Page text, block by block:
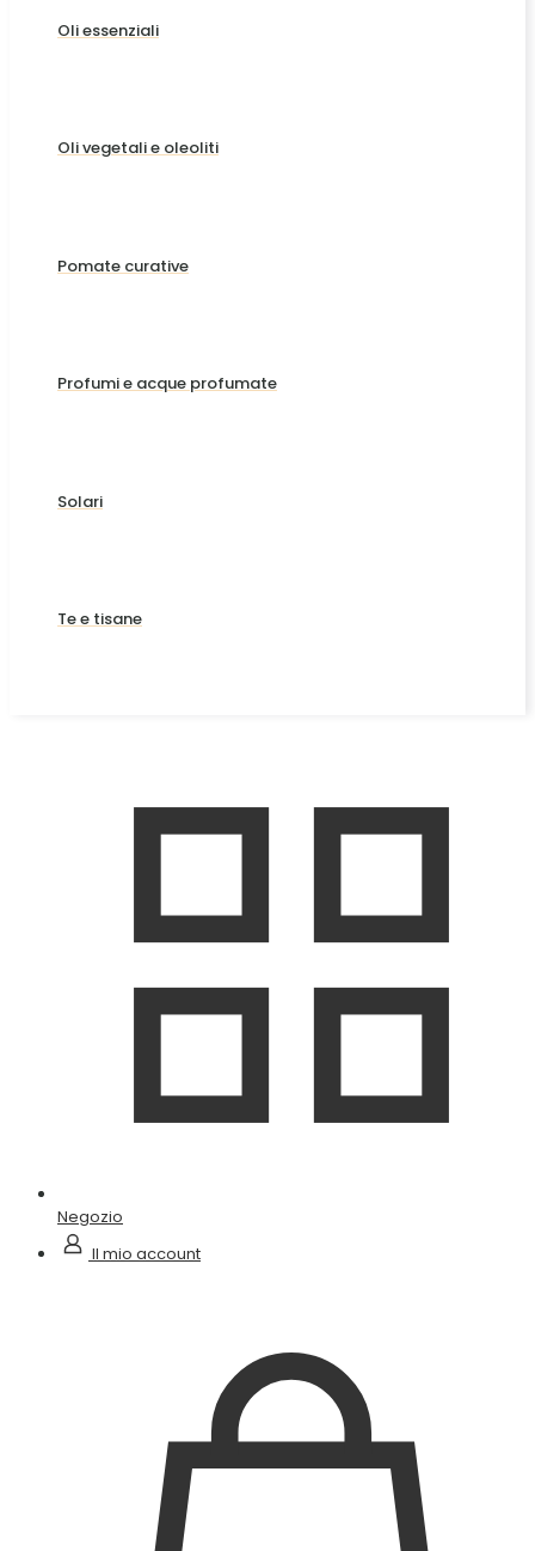
Oli essenziali
Oli vegetali e oleoliti
Pomate curative
Profumi e acque profumate
Solari
Te e tisane
Negozio
Il mio account